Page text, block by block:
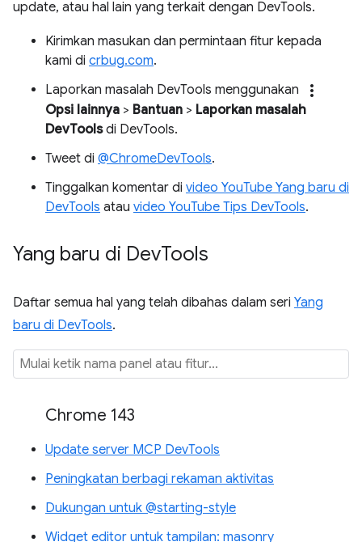
update, atau hal lain yang terkait dengan DevTools.
Kirimkan masukan dan permintaan fitur kepada
kami di crbug.com.
Laporkan masalah DevTools menggunakan
more_vert
Opsi lainnya > Bantuan > Laporkan masalah
DevToolsdi DevTools.
Tweet di @ChromeDevTools.
Tinggalkan komentar di video YouTube Yang baru di
DevTools atau video YouTube Tips DevTools.
Yang baru di DevTools
Daftar semua hal yang telah dibahas dalam seri Yang
baru di DevTools.
Chrome 143
Update server MCP DevTools
Peningkatan berbagi rekaman aktivitas
Dukungan untuk @starting-style
Widget editor untuk tampilan: masonry